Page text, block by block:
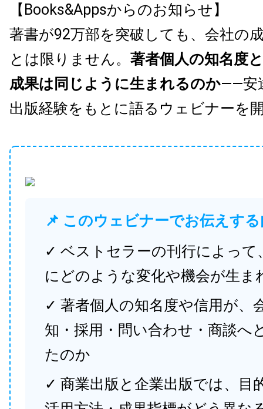
【Books&Appsからのお知らせ】
著書が92万部を突破しても、会社の
とは限りません。 著者個人の知名度
成果は同じように生まれるのか——安
出版経験をもとに語るウェビナーを
📌 このウェビナーでお伝えす
✓ ベストセラーの刊行によって
にどのような変化や機会が生ま
✓ 著者個人の知名度や信用が、
知・採用・問い合わせ・商談へ
たのか
✓ 商業出版と企業出版では、目